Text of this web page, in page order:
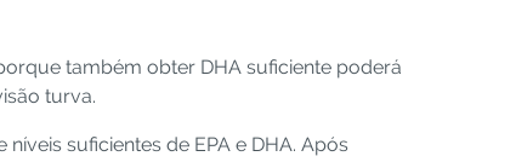
também obter DHA suficiente poderá
turva.
suficientes de EPA e DHA. Após